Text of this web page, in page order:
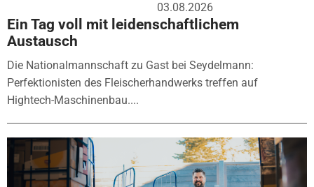
03.08.2026
Ein Tag voll mit leidenschaftlichem
Austausch
Die Nationalmannschaft zu Gast bei Seydelmann:
Perfektionisten des Fleischerhandwerks treffen auf
Hightech-Maschinenbau....